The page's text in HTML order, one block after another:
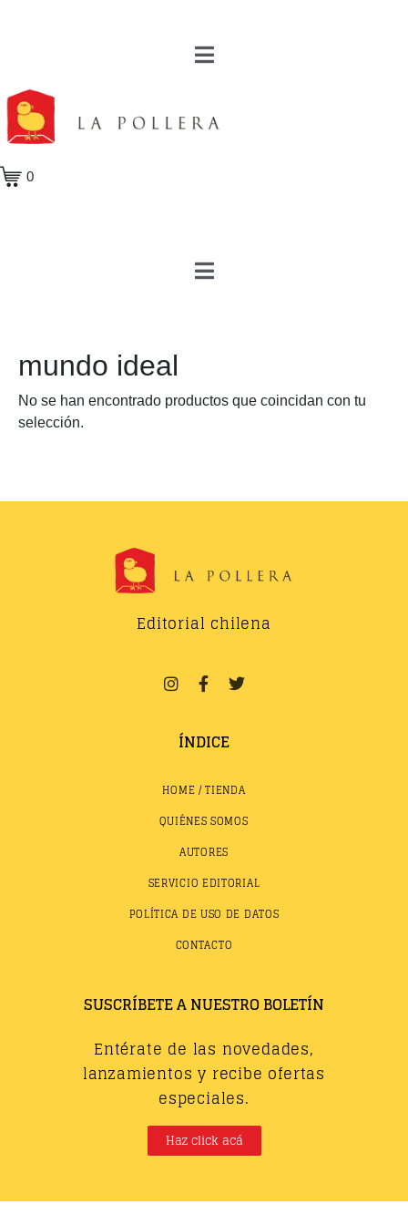
0
mundo ideal
No se han encontrado productos que coincidan con tu
selección.
Editorial chilena
ÍNDICE
HOME / TIENDA
QUIÉNES SOMOS
AUTORES
SERVICIO EDITORIAL
POLÍTICA DE USO DE DATOS
CONTACTO
SUSCRÍBETE A NUESTRO BOLETÍN
Entérate de las novedades,
lanzamientos y recibe ofertas
especiales.
Haz click acá